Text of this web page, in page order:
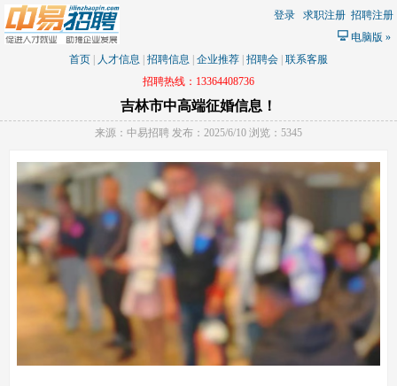
登录 求职注册 招聘注册
电脑版 »
首页
人才信息 招聘信息 企业推荐 招聘会 联系客服
招聘热线：13364408736
吉林市中高端征婚信息！
来源：中易招聘 发布：2025/6/10 浏览：5345